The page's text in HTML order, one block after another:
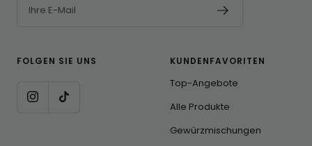
Ihre E-Mail
FOLGEN SIE UNS KUNDENFAVORITEN
Top-Angebote
Alle Produkte
Gewürzmischungen